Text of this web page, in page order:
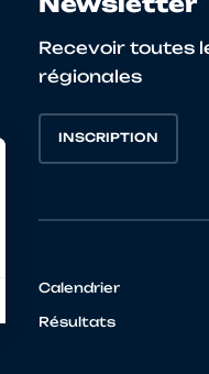
Recevoir toutes
régionales
INSCRIPTION
Calendrier
Résultats